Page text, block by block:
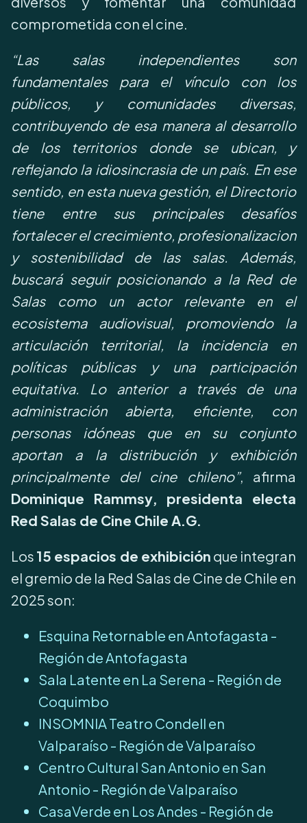
comprometida con el cine.
“Las salas independientes son
fundamentales para el vínculo con los
públicos, y comunidades diversas,
contribuyendo de esa manera al desarrollo
de los territorios donde se ubican, y
reflejando la idiosincrasia de un país. En ese
sentido, en esta nueva gestión, el Directorio
tiene entre sus principales desafíos
fortalecer el crecimiento, profesionalizacion
y sostenibilidad de las salas. Además,
buscará seguir posicionando a la Red de
Salas como un actor relevante en el
ecosistema audiovisual, promoviendo la
articulación territorial, la incidencia en
políticas públicas y una participación
equitativa. Lo anterior a través de una
administración abierta, eficiente, con
personas idóneas que en su conjunto
aportan a la distribución y exhibición
principalmente del cine chileno”, afirma
Dominique Rammsy, presidenta electa
Red Salas de Cine Chile A.G.
Los 15 espacios de exhibición que integran
el gremio de la Red Salas de Cine de Chile en
2025 son:
Esquina Retornable en Antofagasta -
Región de Antofagasta
Sala Latente en La Serena - Región de
Coquimbo
INSOMNIA Teatro Condell en
Valparaíso - Región de Valparaíso
Centro Cultural San Antonio en San
Antonio - Región de Valparaíso
CasaVerde en Los Andes - Región de